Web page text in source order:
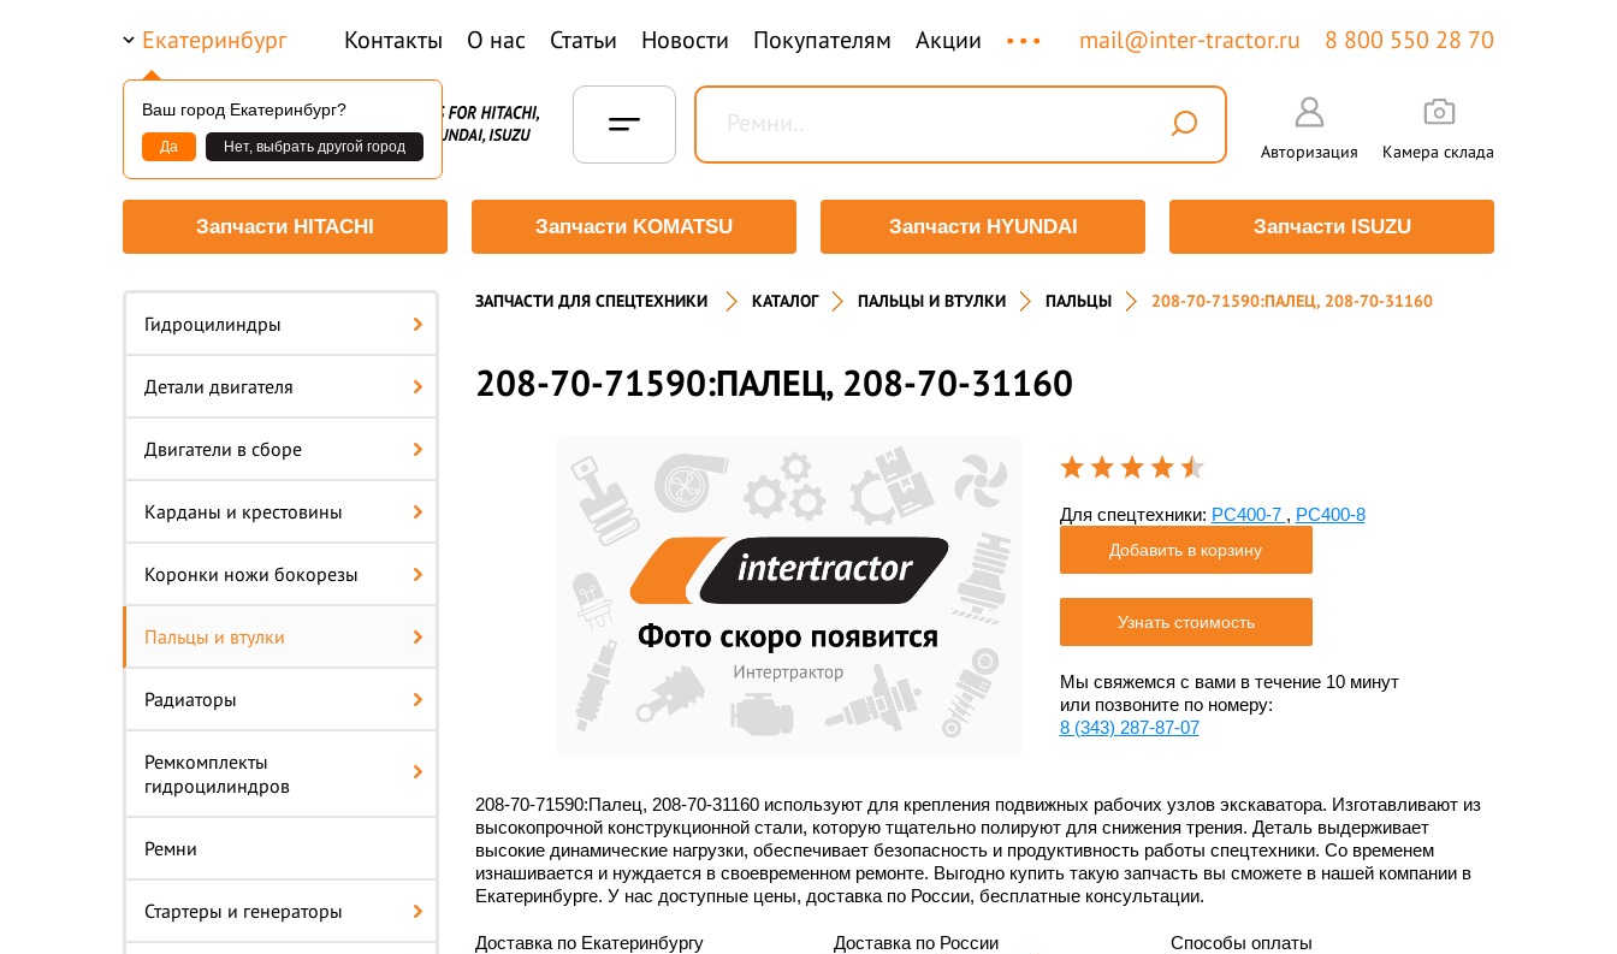
Екатеринбург
Ваш город Екатеринбург?
Да Нет, выбрать другой город
Контакты О нас Статьи Новости Покупателям Акции ... mail@inter-tractor.ru 8 800 550 28 70
Авторизация Камера склада
Запчасти HITACHI Запчасти KOMATSU Запчасти HYUNDAI Запчасти ISUZU
Гидроцилиндры
Детали двигателя
Двигатели в сборе
Карданы и крестовины
Коронки ножи бокорезы
Пальцы и втулки
Радиаторы
Ремкомплекты
гидроцилиндров
Ремни
Стартеры и генераторы
ЗАПЧАСТИ ДЛЯ СПЕЦТЕХНИКИ КАТАЛОГ ПАЛЬЦЫ И ВТУЛКИ ПАЛЬЦЫ 208-70-71590:ПАЛЕЦ, 208-70-31160
208-70-71590:ПАЛЕЦ, 208-70-31160
Для спецтехники: PC400-7 , PC400-8
Добавить в корзину
Узнать стоимость
Мы свяжемся с вами в течение 10 минут
или позвоните по номеру:
8 (343) 287-87-07
208-70-71590:Палец, 208-70-31160 используют для крепления подвижных рабочих узлов экскаватора. Изготавливают из
высокопрочной конструкционной стали, которую тщательно полируют для снижения трения. Деталь выдерживает
высокие динамические нагрузки, обеспечивает безопасность и продуктивность работы спецтехники. Со временем
изнашивается и нуждается в своевременном ремонте. Выгодно купить такую запчасть вы сможете в нашей компании в
Екатеринбурге. У нас доступные цены, доставка по России, бесплатные консультации.
Доставка по Екатеринбургу
Доставка по России
Способы оплаты